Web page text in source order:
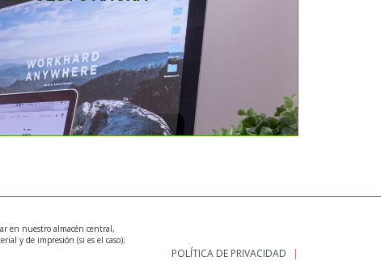
en nuestro almacén central,
y de impresión (si es el caso);
POLÍTICA DE PRIVACIDAD